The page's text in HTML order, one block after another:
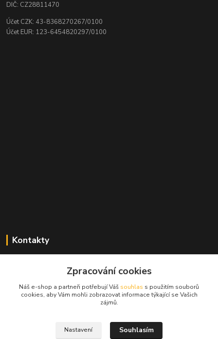
DIČ: CZ28811470
Účet CZK: 43-8368270267/0100
Účet EUR: 123-6454820297/0100
Kontakty
+420 724 134 431
prodej@alprim.cz
Zpracování cookies
Náš e-shop a partneři potřebují Váš souhlas s použitím souborů
cookies, aby Vám mohli zobrazovat informace týkající se Vašich
zájmů.
Nastavení Souhlasím